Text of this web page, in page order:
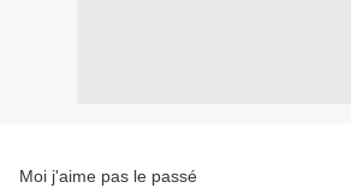
Moi j'aime pas le passé